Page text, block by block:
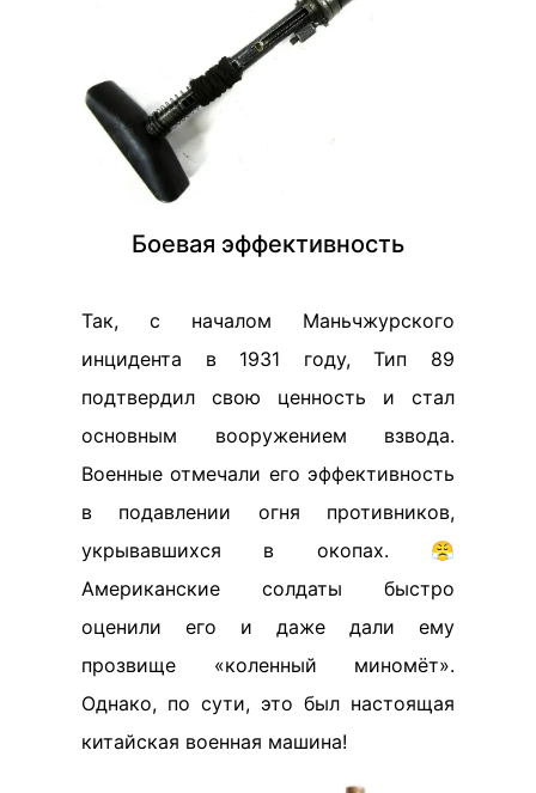
Боевая эффективность
Так, с началом Маньчжурского
инцидента в 1931 году, Тип 89
подтвердил свою ценность и стал
основным вооружением взвода.
Военные отмечали его эффективность
в подавлении огня противников,
укрывавшихся в окопах. 😤
Американские солдаты быстро
оценили его и даже дали ему
прозвище «коленный миномёт».
Однако, по сути, это был настоящая
китайская военная машина!